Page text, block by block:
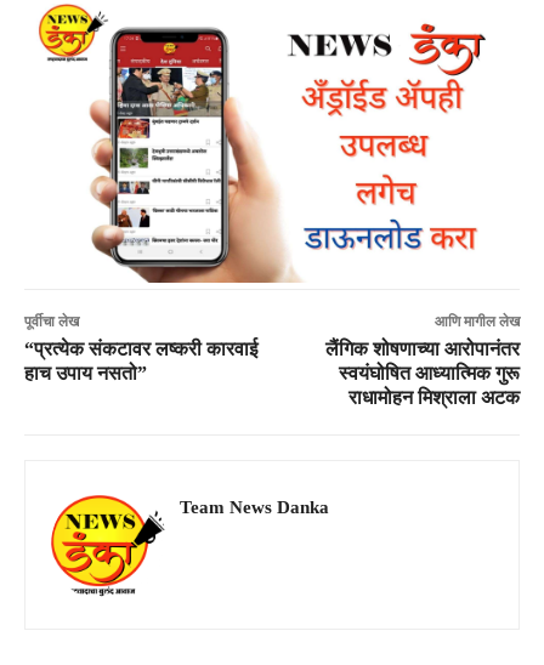
पूर्वीचा लेख
“प्रत्येक संकटावर लष्करी कारवाई
हाच उपाय नसतो”
आणि मागील लेख
लैंगिक शोषणाच्या आरोपानंतर
स्वयंघोषित आध्यात्मिक गुरू
राधामोहन मिश्राला अटक
Team News Danka